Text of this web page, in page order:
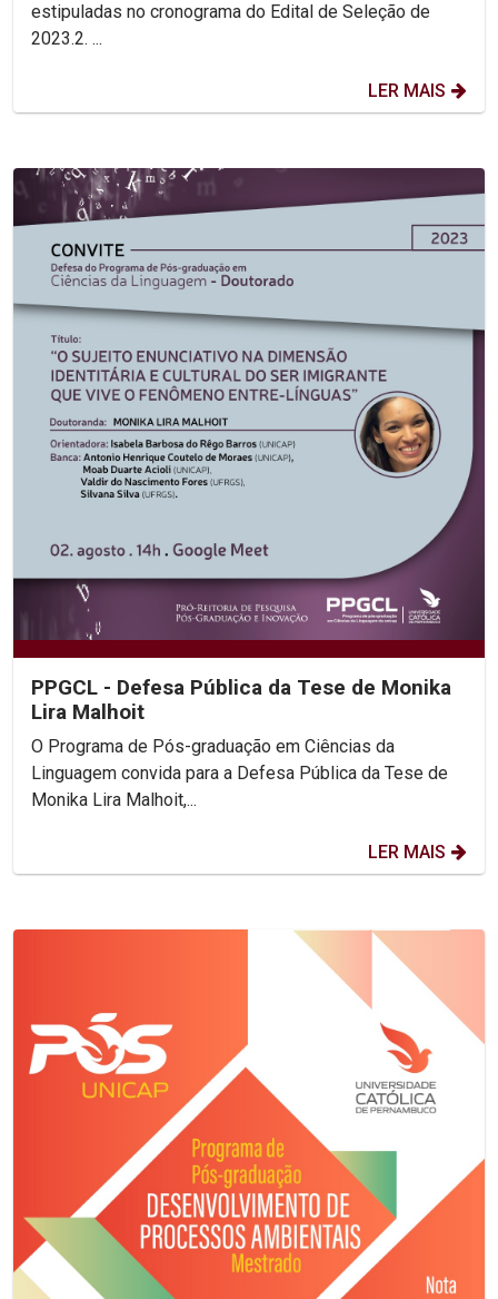
estipuladas no cronograma do Edital de Seleção de
2023.2. ...
LER MAIS
PPGCL - Defesa Pública da Tese de Monika
Lira Malhoit
O Programa de Pós-graduação em Ciências da
Linguagem convida para a Defesa Pública da Tese de
Monika Lira Malhoit,...
LER MAIS